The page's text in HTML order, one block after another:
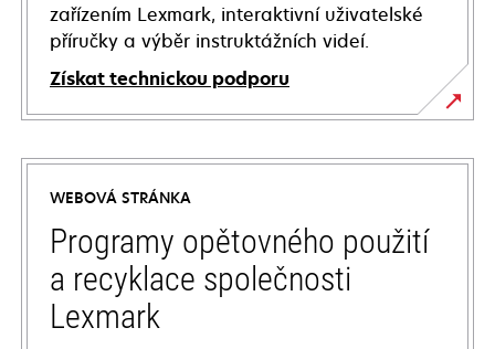
zařízením Lexmark, interaktivní uživatelské
příručky a výběr instruktážních videí.
Získat technickou podporu
opens
in
new
tab
WEBOVÁ STRÁNKA
Programy opětovného použití
a recyklace společnosti
Lexmark